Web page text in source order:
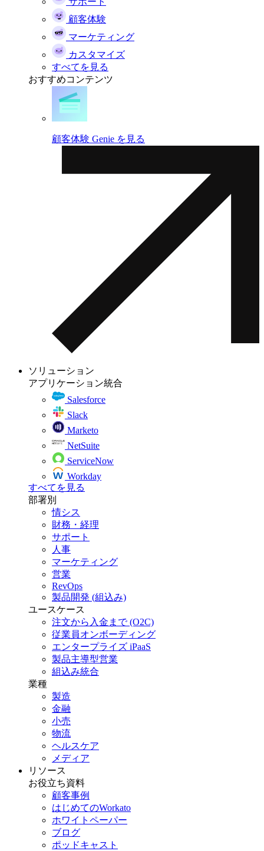
顧客体験
マーケティング
カスタマイズ
すべてを見る
おすすめコンテンツ
顧客体験 Genie を見る
ソリューション
アプリケーション統合
Salesforce
Slack
Marketo
NetSuite
ServiceNow
Workday
すべてを見る
部署別
情シス
財務・経理
サポート
人事
マーケティング
営業
RevOps
製品開発 (組込み)
ユースケース
注文から入金まで (O2C)
従業員オンボーディング
エンタープライズ iPaaS
製品主導型営業
組込み統合
業種
製造
金融
小売
物流
ヘルスケア
メディア
リソース
お役立ち資料
顧客事例
はじめてのWorkato
ホワイトペーパー
ブログ
ポッドキャスト